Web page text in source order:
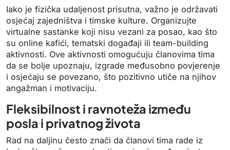
Iako je fizička udaljenost prisutna, važno je održavati
osjećaj zajedništva i timske kulture. Organizujte
virtualne sastanke koji nisu vezani za posao, kao što
su online kafići, tematski događaji ili team-building
aktivnosti. Ove aktivnosti omogućuju članovima tima
da se bolje upoznaju, izgrade međusobno povjerenje
i osjećaju se povezano, što pozitivno utiče na njihov
angažman i motivaciju.
Fleksibilnost i ravnoteža između
posla i privatnog života
Rad na daljinu često znači da članovi tima rade iz